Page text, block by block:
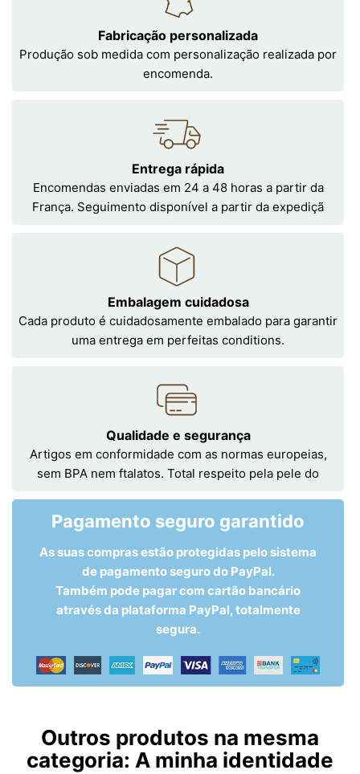
Fabricação personalizada
Produção sob medida com personalização realizada por
encomenda.
Entrega rápida
Encomendas enviadas em 24 a 48 horas a partir da
França. Seguimento disponível a partir da expediçã
Embalagem cuidadosa
Cada produto é cuidadosamente embalado para garantir
uma entrega em perfeitas conditions.
Qualidade e segurança
Artigos em conformidade com as normas europeias,
sem BPA nem ftalatos. Total respeito pela pele do
Pagamento seguro garantido
As suas compras estão protegidas pelo sistema
de pagamento seguro do PayPal.
Também pode pagar com cartão bancário
através da plataforma PayPal, totalmente
segura.
Outros produtos na mesma
categoria: A minha identidade